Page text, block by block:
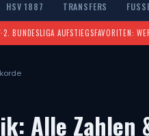
HSV 1887 TRANSFERS
·2. BUNDESLIGA AUFSTIEGSFAVORITEN:
Alle Zahlen